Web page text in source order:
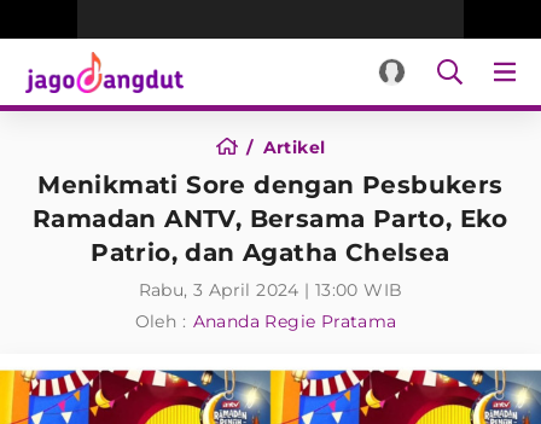
Artikel
Menikmati Sore dengan Pesbukers
Ramadan ANTV, Bersama Parto, Eko
Patrio, dan Agatha Chelsea
Rabu, 3 April 2024 | 13:00 WIB
Oleh : Ananda Regie Pratama